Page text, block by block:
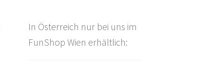
In Österreich nur bei uns im
FunShop Wien erhältlich: